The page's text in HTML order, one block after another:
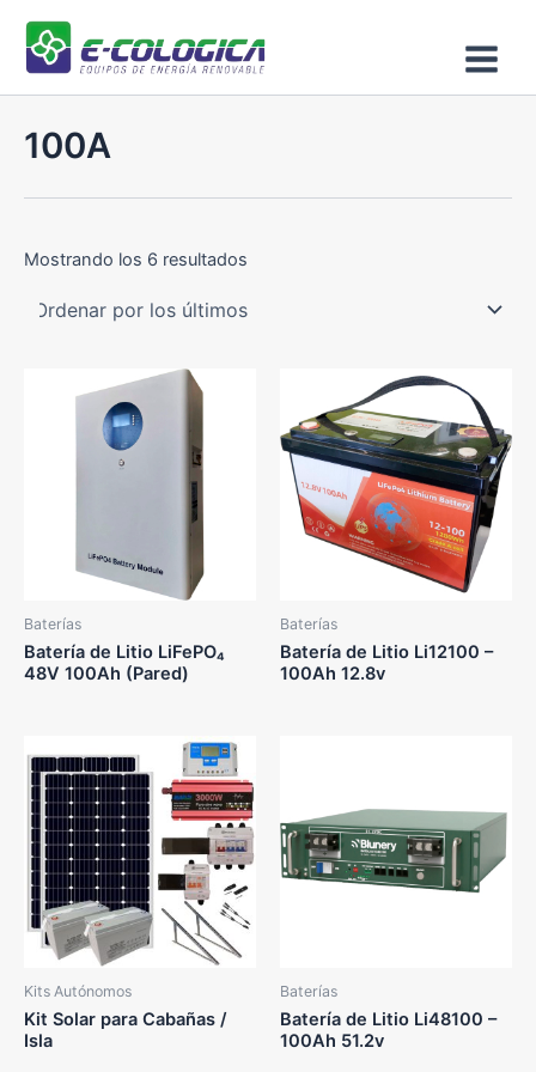
contenido
Menu
100A
Mostrando los 6 resultados
los
últimos
Baterías
Batería de Litio LiFePO₄
48V 100Ah (Pared)
Baterías
Batería de Litio Li12100 –
100Ah 12.8v
Kits Autónomos
Kit Solar para Cabañas /
Isla
Baterías
Batería de Litio Li48100 –
100Ah 51.2v